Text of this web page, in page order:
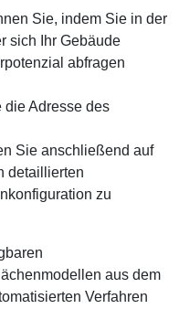
Sie, indem Sie in der
sich Ihr Gebäude
abfragen
die Adresse des
Sie anschließend auf
detaillierten
zu
aus dem
Verfahren